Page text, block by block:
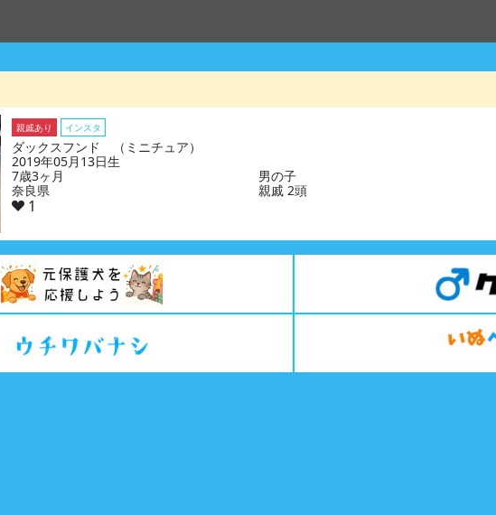
親戚あり インスタ
ダックスフンド （ミニチュア）
2019年05月13日生
7歳3ヶ月
男の子
奈良県
親戚 2頭
1